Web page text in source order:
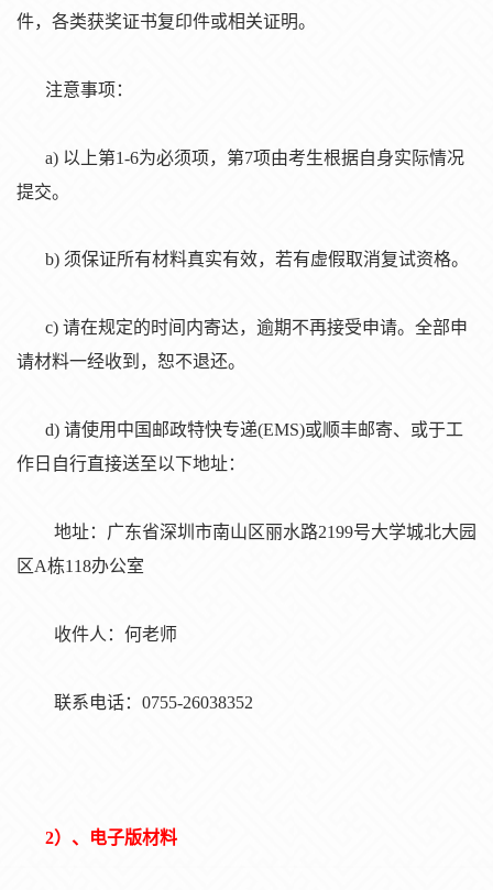
件，各类获奖证书复印件或相关证明。
注意事项：
a) 以上第1-6为必须项，第7项由考生根据自身实际情况
提交。
b) 须保证所有材料真实有效，若有虚假取消复试资格。
c) 请在规定的时间内寄达，逾期不再接受申请。全部申
请材料一经收到，恕不退还。
d) 请使用中国邮政特快专递(EMS)或顺丰邮寄、或于工
作日自行直接送至以下地址：
地址：广东省深圳市南山区丽水路2199号大学城北大园
区A栋118办公室
收件人：何老师
联系电话： 0755-26038352
2）、电子版材料